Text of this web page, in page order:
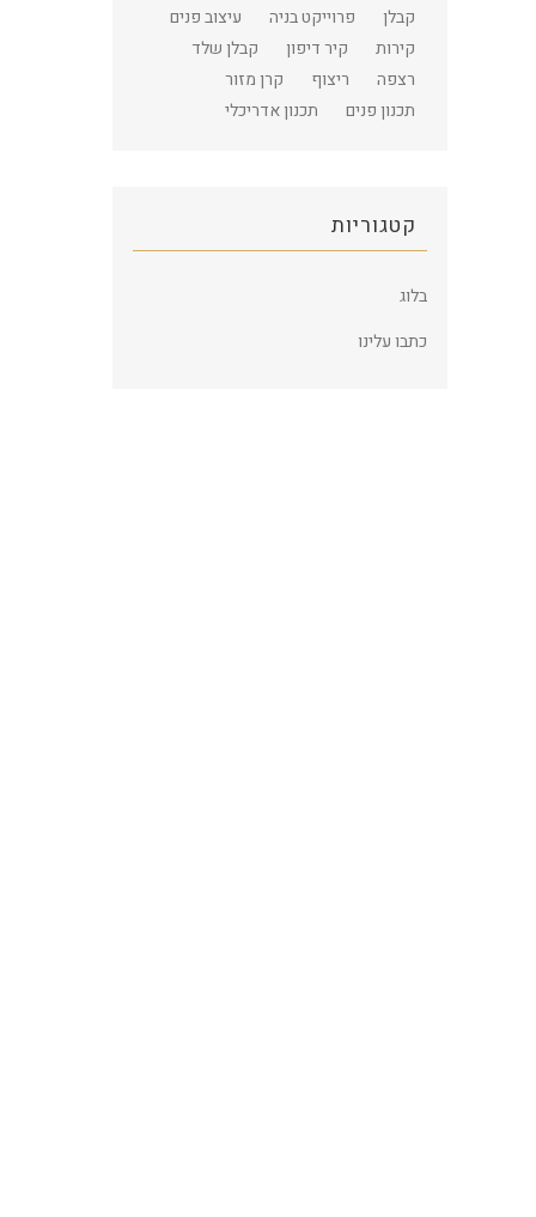
עיצוב פנים
פרוייקט בניה
קבלן
קבלן שלד
קיר דיפון
קירות
קרן מזור
ריצוף
רצפה
תכנון אדריכלי
תכנון פנים
קטגוריות
בלוג
כתבו עלינו